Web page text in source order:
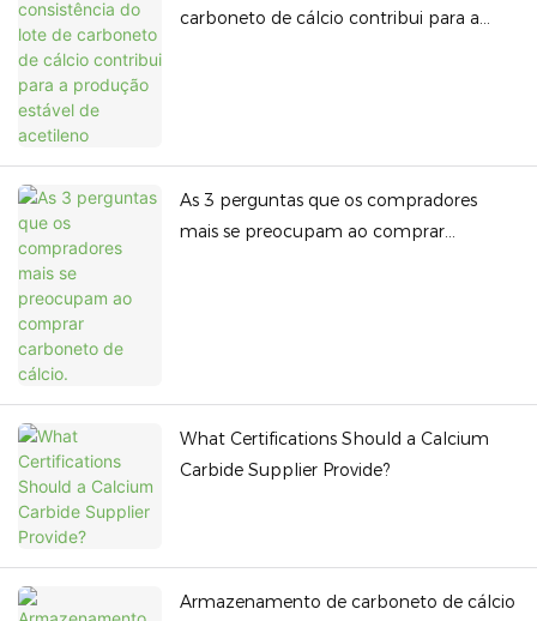
carboneto de cálcio contribui para a
As 3 perguntas que os compradores
mais se preocupam ao comprar
What Certifications Should a Calcium
Carbide Supplier Provide?
Armazenamento de carboneto de cálcio